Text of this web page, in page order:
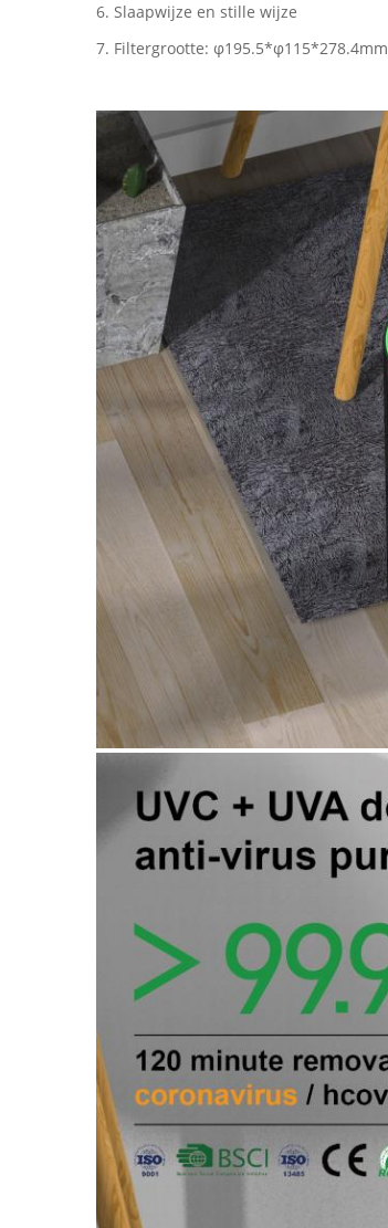
6. Slaapwijze en stille wijze
7. Filtergrootte: φ195.5*φ115*278.4mm